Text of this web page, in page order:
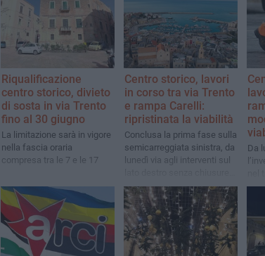
Riqualificazione
centro storico, divieto
di sosta in via Trento
fino al 30 giugno
La limitazione sarà in vigore
nella fascia oraria
compresa tra le 7 e le 17
Centro storico, lavori
in corso tra via Trento
e rampa Carelli:
ripristinata la viabilità
Conclusa la prima fase sulla
semicarreggiata sinistra, da
lunedì via agli interventi sul
al traffico
Da